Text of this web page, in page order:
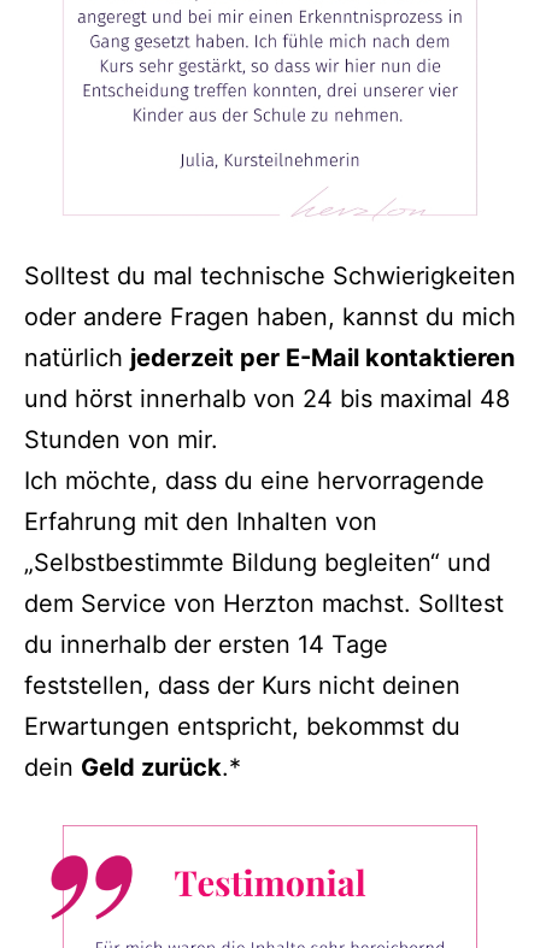
Solltest du mal technische Schwierigkeiten
oder andere Fragen haben, kannst du mich
natürlich jederzeit per E-Mail kontaktieren
und hörst innerhalb von 24 bis maximal 48
Stunden von mir.
Ich möchte, dass du eine hervorragende
Erfahrung mit den Inhalten von
„Selbstbestimmte Bildung begleiten“ und
dem Service von Herzton machst. Solltest
du innerhalb der ersten 14 Tage
feststellen, dass der Kurs nicht deinen
Erwartungen entspricht, bekommst du
dein Geld zurück.*